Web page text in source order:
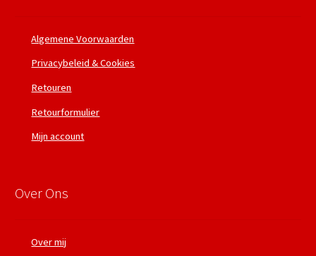
Algemene Voorwaarden
Privacybeleid & Cookies
Retouren
Retourformulier
Mijn account
Over Ons
Over mij